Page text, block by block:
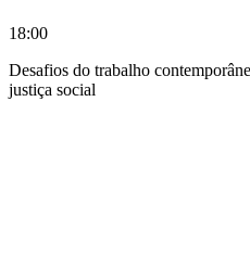
18:00
Desafios do trabalho
justiça social